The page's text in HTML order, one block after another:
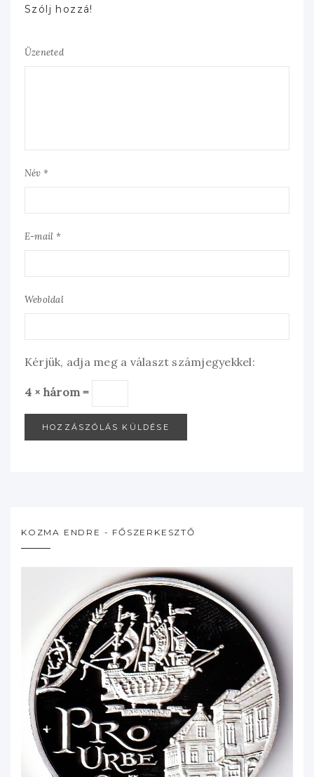
Szólj hozzá!
Üzeneted
Név *
E-mail *
Weboldal
Kérjük, adja meg a választ számjegyekkel:
4 × három =
KOZMA ENDRE - FŐSZERKESZTŐ